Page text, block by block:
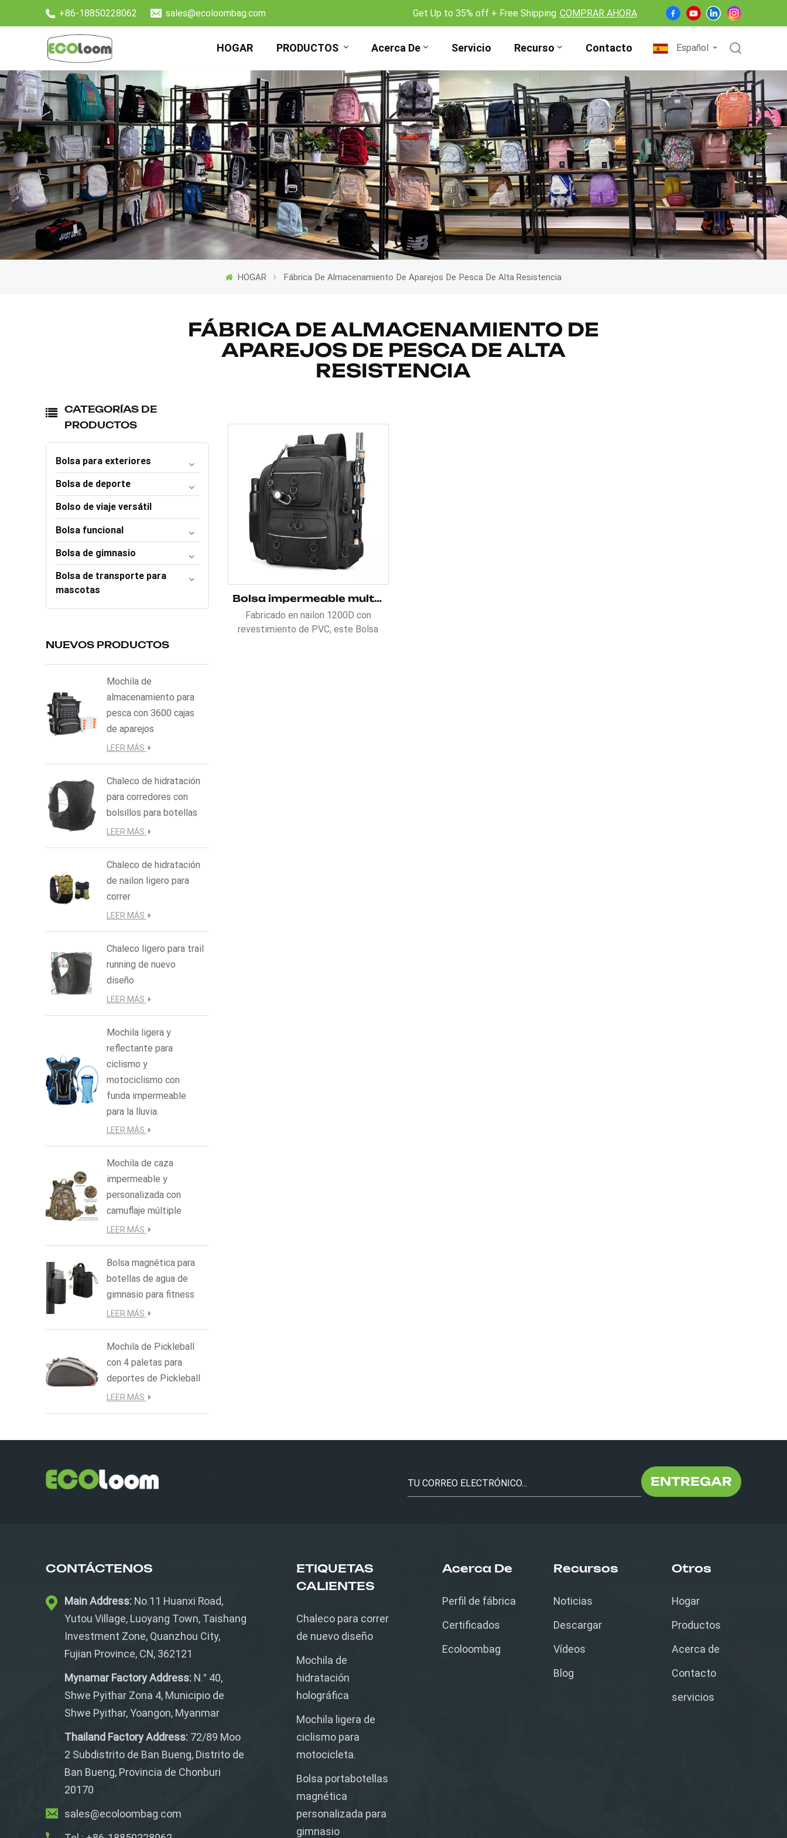
+86-18850228062 sales@ecoloombag.com Get Up to 35% off + Free Shipping COMPRAR AHORA
HOGAR PRODUCTOS Acerca De Servicio Recurso Contacto Español
English
Français
Deutsch
Español
Nederlands
HOGAR Fábrica De Almacenamiento De Aparejos De Pesca De Alta Resistencia
FÁBRICA DE ALMACENAMIENTO DE
APAREJOS DE PESCA DE ALTA
RESISTENCIA
CATEGORÍAS DE
PRODUCTOS
Bolsa para exteriores
Bolsa de deporte
Bolso de viaje versátil
Bolsa funcional
Bolsa de gimnasio
Bolsa de transporte para
mascotas
NUEVOS PRODUCTOS
Mochila de
almacenamiento para
pesca con 3600 cajas
de aparejos
LEER MÁS
Chaleco de hidratación
para corredores con
bolsillos para botellas
LEER MÁS
Chaleco de hidratación
de nailon ligero para
correr
LEER MÁS
Chaleco ligero para trail
running de nuevo
diseño
LEER MÁS
Mochila ligera y
reflectante para
ciclismo y
motociclismo con
funda impermeable
para la lluvia.
LEER MÁS
Mochila de caza
impermeable y
personalizada con
camuflaje múltiple
LEER MÁS
Bolsa magnética para
botellas de agua de
gimnasio para fitness
LEER MÁS
Mochila de Pickleball
con 4 paletas para
deportes de Pickleball
LEER MÁS
Bolsa impermeable multiusos para cañas de pescar
Fabricado en nailon 1200D con
revestimiento de PVC, este Bolsa
ENTREGAR
CONTÁCTENOS
Main Address: No.11 Huanxi Road,
Yutou Village, Luoyang Town, Taishang
Investment Zone, Quanzhou City,
Fujian Province, CN, 362121
Mynamar Factory Address: N.° 40,
Shwe Pyithar Zona 4, Municipio de
Shwe Pyithar, Yoangon, Myanmar
Thailand Factory Address: 72/89 Moo
2 Subdistrito de Ban Bueng, Distrito de
Ban Bueng, Provincia de Chonburi
20170
sales@ecoloombag.com
ETIQUETAS
CALIENTES
Chaleco para correr
de nuevo diseño
Mochila de
hidratación
holográfica
Mochila ligera de
ciclismo para
motocicleta.
Bolsa portabotellas
magnética
personalizada para
gimnasio
Acerca De
Perfil de fábrica
Certificados
Ecoloombag
Recursos
Noticias
Descargar
Vídeos
Blog
Otros
Hogar
Productos
Acerca de
Contacto
servicios